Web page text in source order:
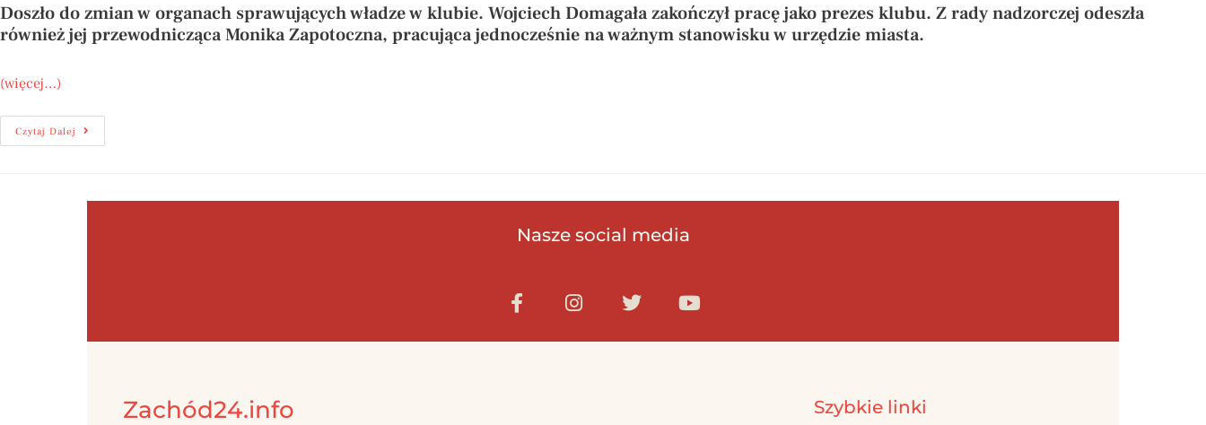
Doszło do zmian w organach sprawujących władze w klubie. Wojciech Domagała zakończył pracę jako prezes klubu. Z rady nadzorczej odeszła
również jej przewodnicząca Monika Zapotoczna, pracująca jednocześnie na ważnym stanowisku w urzędzie miasta.
(więcej…)
Czytaj Dalej
Nasze social media
Zachód24.info Szybkie linki